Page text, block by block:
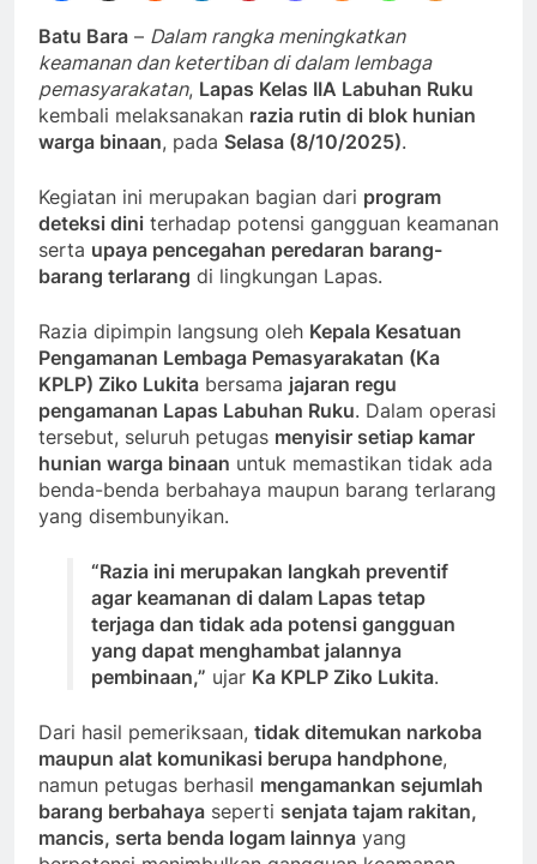
Batu Bara – Dalam rangka meningkatkan
keamanan dan ketertiban di dalam lembaga
pemasyarakatan, Lapas Kelas IIA Labuhan Ruku
kembali melaksanakan razia rutin di blok hunian
warga binaan, pada Selasa (8/10/2025).
Kegiatan ini merupakan bagian dari program
deteksi dini terhadap potensi gangguan keamanan
serta upaya pencegahan peredaran barang-
barang terlarang di lingkungan Lapas.
Razia dipimpin langsung oleh Kepala Kesatuan
Pengamanan Lembaga Pemasyarakatan (Ka
KPLP) Ziko Lukita bersama jajaran regu
pengamanan Lapas Labuhan Ruku. Dalam operasi
tersebut, seluruh petugas menyisir setiap kamar
hunian warga binaan untuk memastikan tidak ada
benda-benda berbahaya maupun barang terlarang
yang disembunyikan.
“Razia ini merupakan langkah preventif
agar keamanan di dalam Lapas tetap
terjaga dan tidak ada potensi gangguan
yang dapat menghambat jalannya
pembinaan,” ujar Ka KPLP Ziko Lukita.
Dari hasil pemeriksaan, tidak ditemukan narkoba
maupun alat komunikasi berupa handphone,
namun petugas berhasil mengamankan sejumlah
barang berbahaya seperti senjata tajam rakitan,
mancis, serta benda logam lainnya yang